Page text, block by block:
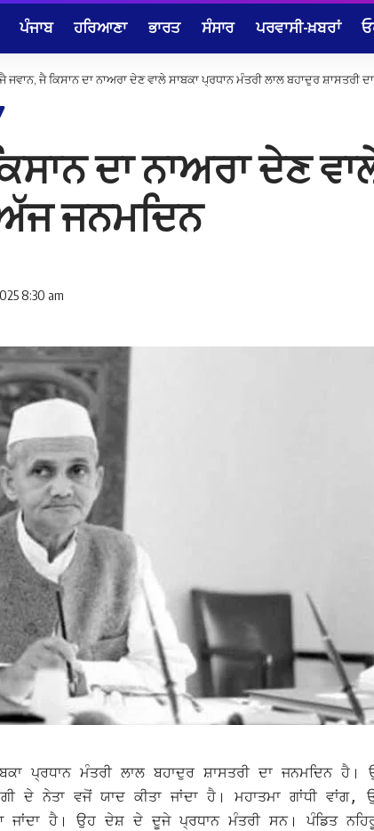
ਪੰਜਾਬ ਹਰਿਆਣਾ ਭਾਰਤ ਸੰਸਾਰ ਪਰਵਾਸੀ-ਖ਼ਬਰਾਂ
ਜੈ ਜਵਾਨ, ਜੈ ਕਿਸਾਨ ਦਾ ਨਾਅਰਾ ਦੇਣ ਵਾਲੇ ਸਾਬਕਾ ਪ੍ਰਧਾਨ ਮੰਤਰੀ ਲਾਲ ਬਹਾਦੁਰ ਸ਼ਾਸਤਰੀ
ਦਾ ਨਾਅਰਾ ਦੇਣ
ਜਨਮਦਿਨ
8:30 am
ਪ੍ਰਧਾਨ ਮੰਤਰੀ ਲਾਲ ਬਹਾਦੁਰ ਸ਼ਾਸਤਰੀ ਦਾ ਜਨਮਦਿਨ ਹੈ।
ਦੇ ਨੇਤਾ ਵਜੋਂ ਯਾਦ ਕੀਤਾ ਜਾਂਦਾ ਹੈ। ਮਹਾਤਮਾ ਗਾਂਧੀ ਵਾਂਗ,
ਜਾਂਦਾ ਹੈ। ਉਹ ਦੇਸ਼ ਦੇ ਦੂਜੇ ਪ੍ਰਧਾਨ ਮੰਤਰੀ ਸਨ।ਪੰਡਿਤ